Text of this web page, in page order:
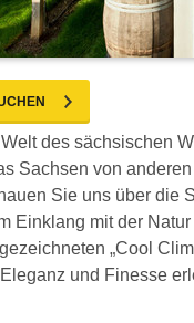
des sächsischen
Sachsen von
Sie uns über die
Einklang mit der
„Cool
und Finesse